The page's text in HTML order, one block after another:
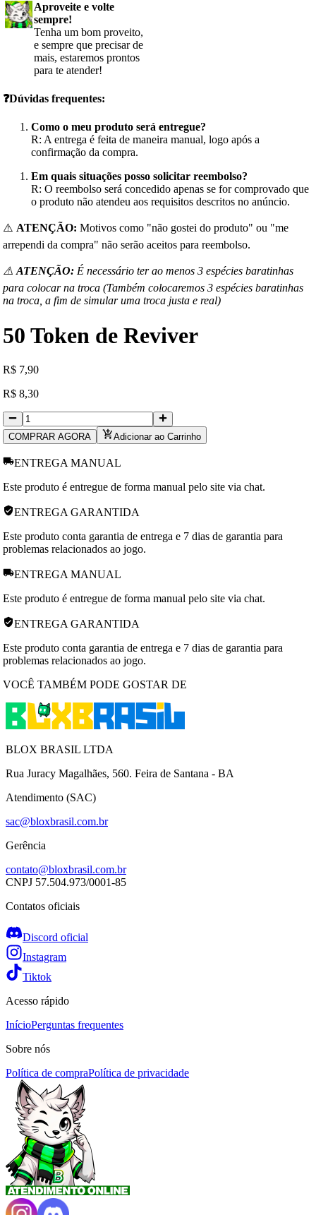
Aproveite e volte
sempre!
Tenha um bom proveito,
e sempre que precisar de
mais, estaremos prontos
para te atender!
❓Dúvidas frequentes:
Como o meu produto será entregue?
R: A entrega é feita de maneira manual, logo após a
confirmação da compra.
Em quais situações posso solicitar reembolso?
R: O reembolso será concedido apenas se for comprovado que
o produto não atendeu aos requisitos descritos no anúncio.
⚠️ ATENÇÃO: Motivos como "não gostei do produto" ou "me
arrependi da compra" não serão aceitos para reembolso.
⚠️ ATENÇÃO: É necessário ter ao menos 3 espécies baratinhas
para colocar na troca (Também colocaremos 3 espécies baratinhas
na troca, a fim de simular uma troca justa e real)
50 Token de Reviver
R$ 7,90
R$ 8,30
COMPRAR AGORA Adicionar ao Carrinho
ENTREGA MANUAL
Este produto é entregue de forma manual pelo site via chat.
ENTREGA GARANTIDA
Este produto conta garantia de entrega e 7 dias de garantia para
problemas relacionados ao jogo.
ENTREGA MANUAL
Este produto é entregue de forma manual pelo site via chat.
ENTREGA GARANTIDA
Este produto conta garantia de entrega e 7 dias de garantia para
problemas relacionados ao jogo.
VOCÊ TAMBÉM PODE GOSTAR DE
BLOX BRASIL LTDA
Rua Juracy Magalhães, 560. Feira de Santana - BA
Atendimento (SAC)
sac@bloxbrasil.com.br
Gerência
contato@bloxbrasil.com.br
CNPJ 57.504.973/0001-85
Contatos oficiais
Discord oficial
Instagram
Tiktok
Acesso rápido
InícioPerguntas frequentes
Sobre nós
Política de compraPolítica de privacidade